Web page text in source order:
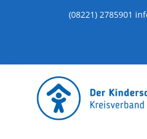
(08221) 2785901